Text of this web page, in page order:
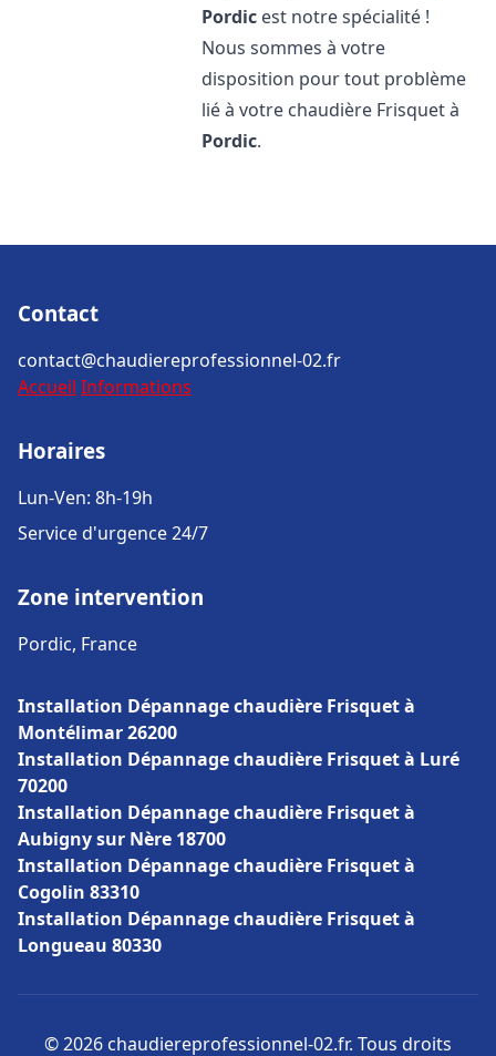
Pordic est notre spécialité !
Nous sommes à votre
disposition pour tout problème
lié à votre chaudière Frisquet à
Pordic.
Contact
contact@chaudiereprofessionnel-02.fr
Accueil Informations
Horaires
Lun-Ven: 8h-19h
Service d'urgence 24/7
Zone intervention
Pordic, France
Installation Dépannage chaudière Frisquet à
Montélimar 26200
Installation Dépannage chaudière Frisquet à Luré
70200
Installation Dépannage chaudière Frisquet à
Aubigny sur Nère 18700
Installation Dépannage chaudière Frisquet à
Cogolin 83310
Installation Dépannage chaudière Frisquet à
Longueau 80330
© 2026 chaudiereprofessionnel-02.fr. Tous droits